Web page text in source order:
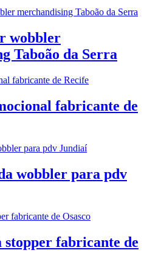
wobbler
Taboão da Serra
fabricante de
wobbler para pdv
fabricante de